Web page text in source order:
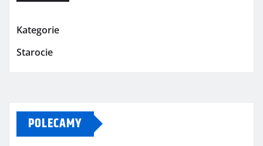
Kategorie
Starocie
POLECAMY